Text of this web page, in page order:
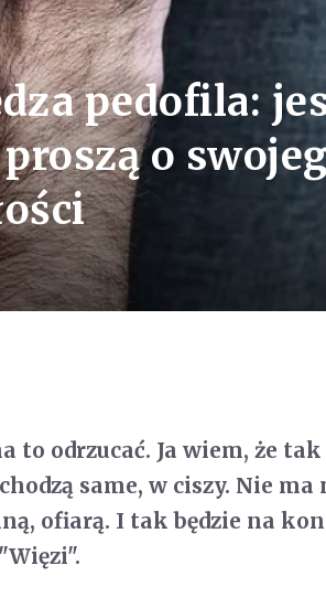
pedofila:
o
to odrzucać. Ja wiem, że
same, w ciszy. Nie
ofiarą. I tak będzie na